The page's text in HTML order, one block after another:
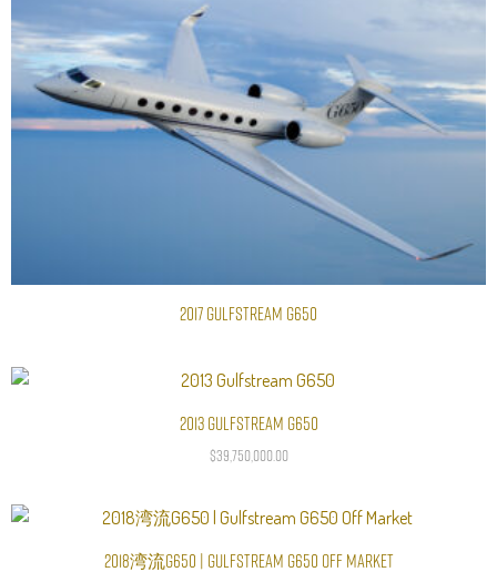
阅读更多
2017 Gulfstream G650
加入购物车
2013 Gulfstream G650
$39,750,000.00
阅读更多
2018湾流G650 | Gulfstream G650 Off Market